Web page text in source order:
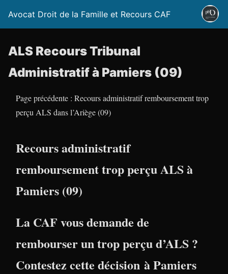
Avocat Droit de la Famille et Recours CAF
ALS Recours Tribunal
Administratif à Pamiers (09)
Page précédente : Recours administratif remboursement trop
perçu ALS dans l’Ariège (09)
Recours administratif
remboursement trop perçu ALS à
Pamiers (09)
La CAF vous demande de
rembourser un trop perçu d’ALS ?
Contestez cette décision à Pamiers